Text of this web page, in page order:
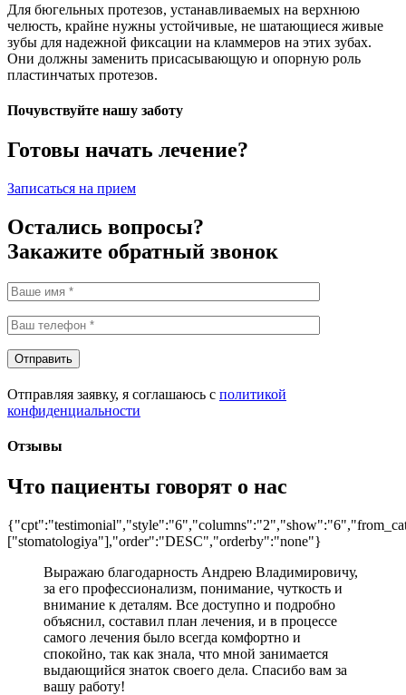
Для бюгельных протезов, устанавливаемых на верхнюю
челюсть, крайне нужны устойчивые, не шатающиеся живые
зубы для надежной фиксации на кламмеров на этих зубах.
Они должны заменить присасывающую и опорную роль
пластинчатых протезов.
Почувствуйте нашу заботу
Готовы начать лечение?
Записаться на прием
Остались вопросы?
Закажите обратный звонок
Отправить
Отправляя заявку, я соглашаюсь с политикой
конфиденциальности
Отзывы
Что пациенты говорят о нас
["stomatologiya"],"order":"DESC","orderby":"none"}
Выражаю благодарность Андрею Владимировичу,
за его профессионализм, понимание, чуткость и
внимание к деталям. Все доступно и подробно
объяснил, составил план лечения, и в процессе
самого лечения было всегда комфортно и
спокойно, так как знала, что мной занимается
выдающийся знаток своего дела. Спасибо вам за
вашу работу!